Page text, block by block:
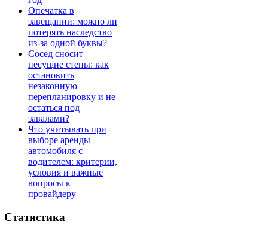
Опечатка в
завещании: можно ли
потерять наследство
из-за одной буквы?
Сосед сносит
несущие стены: как
остановить
незаконную
перепланировку и не
остаться под
завалами?
Что учитывать при
выборе аренды
автомобиля с
водителем: критерии,
условия и важные
вопросы к
провайдеру
Статистика